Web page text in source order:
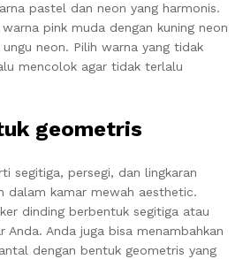
pastel dan neon yang harmonis.
pink muda dengan kuning neon
neon. Pilih warna yang tidak
mencolok agar tidak terlalu
geometris
segitiga, persegi, dan lingkaran
dalam kamar mewah aesthetic.
dinding berbentuk segitiga atau
Anda. Anda juga bisa menambahkan
dengan bentuk geometris yang